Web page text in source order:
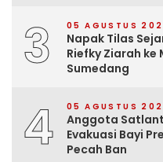
3 05 AGUSTUS
Napak Tilas
Riefky Ziarah ke
Sumedang
4 05 AGUSTUS
Anggota
Evakuasi Bayi
Pecah Ban